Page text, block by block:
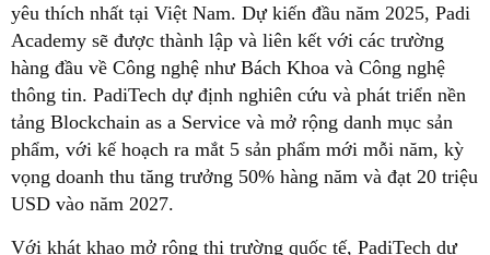
yêu thích nhất tại Việt Nam. Dự kiến đầu năm 2025, Padi
Academy sẽ được thành lập và liên kết với các trường
hàng đầu về Công nghệ như Bách Khoa và Công nghệ
thông tin. PadiTech dự định nghiên cứu và phát triển nền
tảng Blockchain as a Service và mở rộng danh mục sản
phẩm, với kế hoạch ra mắt 5 sản phẩm mới mỗi năm, kỳ
vọng doanh thu tăng trưởng 50% hàng năm và đạt 20 triệu
USD vào năm 2027.
Với khát khao mở rộng thị trường quốc tế, PadiTech dự